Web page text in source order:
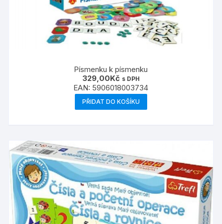
Písmenku k písmenku
329,00Kč s DPH
EAN: 5906018003734
PŘIDAT DO KOŠÍKU